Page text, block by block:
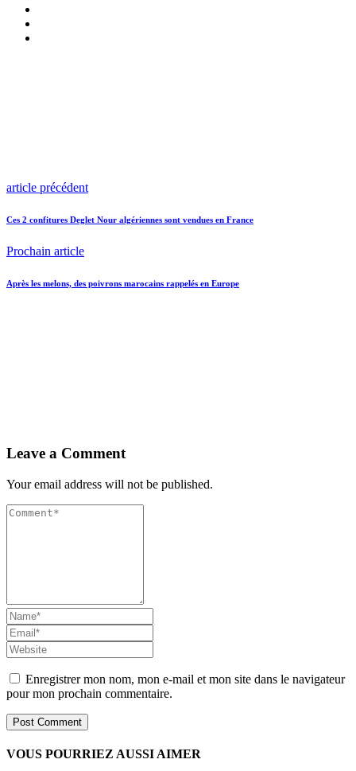
article précédent
Ces 2 confitures Deglet Nour algériennes sont vendues en France
Prochain article
Après les melons, des poivrons marocains rappelés en Europe
Leave a Comment
Your email address will not be published.
Enregistrer mon nom, mon e-mail et mon site dans le navigateur
pour mon prochain commentaire.
VOUS POURRIEZ AUSSI AIMER